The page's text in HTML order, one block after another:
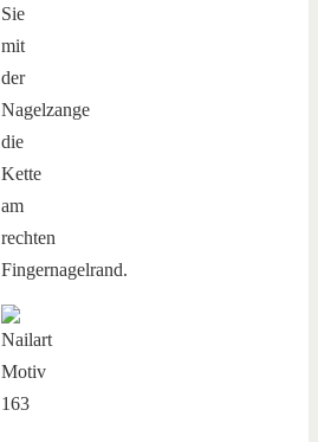
Sie
mit
der
Nagelzange
die
Kette
am
rechten
Fingernagelrand.